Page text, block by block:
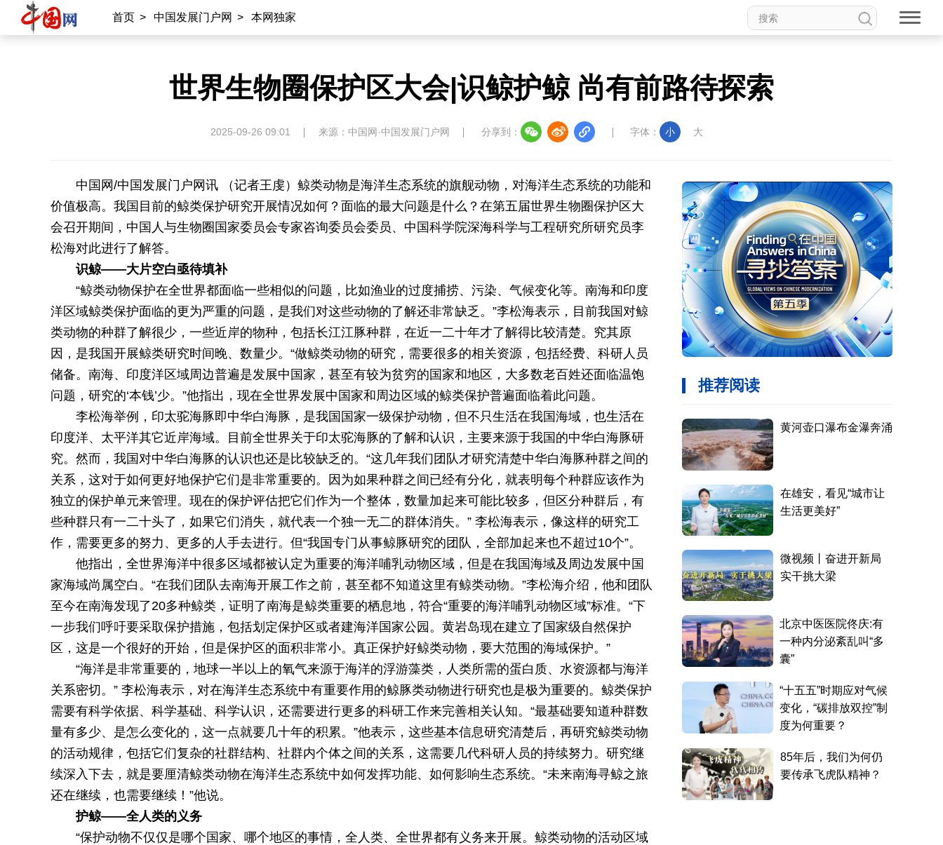
首页 > 中国发展门户网 > 本网独家
世界生物圈保护区大会|识鲸护鲸 尚有前路待探索
2025-09-26 09:01 来源：中国网·中国发展门户网 分享到： 字体： 小 大
中国网/中国发展门户网讯 （记者王虔）鲸类动物是海洋生态系统的旗舰动物，对海洋生态系统的功能和
价值极高。我国目前的鲸类保护研究开展情况如何？面临的最大问题是什么？在第五届世界生物圈保护区大
会召开期间，中国人与生物圈国家委员会专家咨询委员会委员、中国科学院深海科学与工程研究所研究员李
松海对此进行了解答。
识鲸——大片空白亟待填补
“鲸类动物保护在全世界都面临一些相似的问题，比如渔业的过度捕捞、污染、气候变化等。南海和印度
洋区域鲸类保护面临的更为严重的问题，是我们对这些动物的了解还非常缺乏。”李松海表示，目前我国对鲸
类动物的种群了解很少，一些近岸的物种，包括长江江豚种群，在近一二十年才了解得比较清楚。究其原
因，是我国开展鲸类研究时间晚、数量少。“做鲸类动物的研究，需要很多的相关资源，包括经费、科研人员
储备。南海、印度洋区域周边普遍是发展中国家，甚至有较为贫穷的国家和地区，大多数老百姓还面临温饱
问题，研究的‘本钱’少。”他指出，现在全世界发展中国家和周边区域的鲸类保护普遍面临着此问题。
李松海举例，印太驼海豚即中华白海豚，是我国国家一级保护动物，但不只生活在我国海域，也生活在
印度洋、太平洋其它近岸海域。目前全世界关于印太驼海豚的了解和认识，主要来源于我国的中华白海豚研
究。然而，我国对中华白海豚的认识也还是比较缺乏的。“这几年我们团队才研究清楚中华白海豚种群之间的
关系，这对于如何更好地保护它们是非常重要的。因为如果种群之间已经有分化，就表明每个种群应该作为
独立的保护单元来管理。现在的保护评估把它们作为一个整体，数量加起来可能比较多，但区分种群后，有
些种群只有一二十头了，如果它们消失，就代表一个独一无二的群体消失。” 李松海表示，像这样的研究工
作，需要更多的努力、更多的人手去进行。但“我国专门从事鲸豚研究的团队，全部加起来也不超过10个”。
他指出，全世界海洋中很多区域都被认定为重要的海洋哺乳动物区域，但是在我国海域及周边发展中国
家海域尚属空白。“在我们团队去南海开展工作之前，甚至都不知道这里有鲸类动物。”李松海介绍，他和团队
至今在南海发现了20多种鲸类，证明了南海是鲸类重要的栖息地，符合“重要的海洋哺乳动物区域”标准。“下
一步我们呼吁要采取保护措施，包括划定保护区或者建海洋国家公园。黄岩岛现在建立了国家级自然保护
区，这是一个很好的开始，但是保护区的面积非常小。真正保护好鲸类动物，要大范围的海域保护。”
“海洋是非常重要的，地球一半以上的氧气来源于海洋的浮游藻类，人类所需的蛋白质、水资源都与海洋
关系密切。” 李松海表示，对在海洋生态系统中有重要作用的鲸豚类动物进行研究也是极为重要的。鲸类保护
需要有科学依据、科学基础、科学认识，还需要进行更多的科研工作来完善相关认知。“最基础要知道种群数
量有多少、是怎么变化的，这一点就要几十年的积累。”他表示，这些基本信息研究清楚后，再研究鲸类动物
的活动规律，包括它们复杂的社群结构、社群内个体之间的关系，这需要几代科研人员的持续努力。研究继
续深入下去，就是要厘清鲸类动物在海洋生态系统中如何发挥功能、如何影响生态系统。“未来南海寻鲸之旅
还在继续，也需要继续！”他说。
护鲸——全人类的义务
“保护动物不仅仅是哪个国家、哪个地区的事情，全人类、全世界都有义务来开展。鲸类动物的活动区域